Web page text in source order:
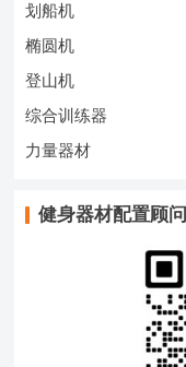
划船机
椭圆机
登山机
综合训练器
力量器材
健身器材配置顾问